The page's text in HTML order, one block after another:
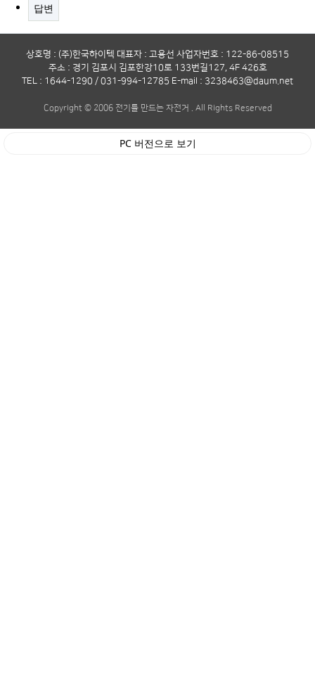
답변
상호명 : (주)한국하이텍 대표자 : 고용선 사업자번호 : 122-86-08515
주소 : 경기 김포시 김포한강10로 133번길127, 4F 426호
TEL : 1644-1290 / 031-994-12785 E-mail : 3238463@daum.net
Copyright © 2006 전기를 만드는 자전거 . All Rights Reserved
PC 버전으로 보기